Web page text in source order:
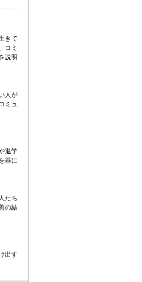
きて
コミ
説明
人が
ミュ
退学
基に
たち
の結
出す